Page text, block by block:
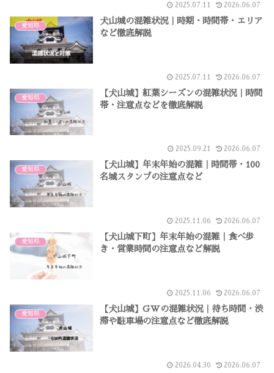
2025.07.11 2026.06.07
愛知県
犬山城の混雑状況｜時期・時間帯・エリア
など徹底解説
2025.07.11 2026.06.07
愛知県
【犬山城】紅葉シーズンの混雑状況｜時間
帯・注意点などを徹底解説
2025.09.21 2026.06.07
愛知県
【犬山城】年末年始の混雑｜時間帯・100
名城スタンプの注意点など
2025.11.06 2026.06.07
愛知県
【犬山城下町】年末年始の混雑｜食べ歩
き・営業時間の注意点など解説
2025.11.06 2026.06.07
愛知県
【犬山城】GWの混雑状況｜待ち時間・渋
滞や駐車場の注意点など徹底解説
2026.04.30 2026.06.07